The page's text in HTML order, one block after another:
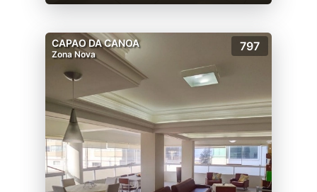
CAPAO DA CANOA
Zona Nova
797